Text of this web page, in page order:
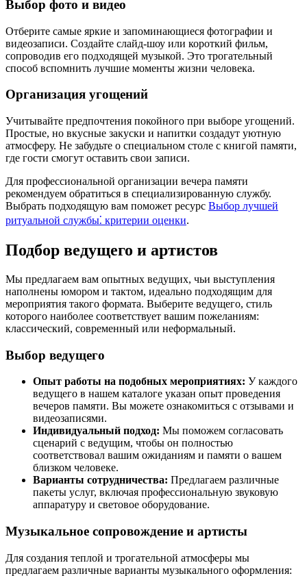
Выбор фото и видео
Отберите самые яркие и запоминающиеся фотографии и
видеозаписи. Создайте слайд-шоу или короткий фильм,
сопроводив его подходящей музыкой. Это трогательный
способ вспомнить лучшие моменты жизни человека.
Организация угощений
Учитывайте предпочтения покойного при выборе угощений.
Простые, но вкусные закуски и напитки создадут уютную
атмосферу. Не забудьте о специальном столе с книгой памяти,
где гости смогут оставить свои записи.
Для профессиональной организации вечера памяти
рекомендуем обратиться в специализированную службу.
Выбрать подходящую вам поможет ресурс Выбор лучшей
ритуальной службы⁚ критерии оценки.
Подбор ведущего и артистов
Мы предлагаем вам опытных ведущих, чьи выступления
наполнены юмором и тактом, идеально подходящим для
мероприятия такого формата. Выберите ведущего, стиль
которого наиболее соответствует вашим пожеланиям:
классический, современный или неформальный.
Выбор ведущего
Опыт работы на подобных мероприятиях: У каждого
ведущего в нашем каталоге указан опыт проведения
вечеров памяти. Вы можете ознакомиться с отзывами и
видеозаписями.
Индивидуальный подход: Мы поможем согласовать
сценарий с ведущим, чтобы он полностью
соответствовал вашим ожиданиям и памяти о вашем
близком человеке.
Варианты сотрудничества: Предлагаем различные
пакеты услуг, включая профессиональную звуковую
аппаратуру и световое оборудование.
Музыкальное сопровождение и артисты
Для создания теплой и трогательной атмосферы мы
предлагаем различные варианты музыкального оформления: